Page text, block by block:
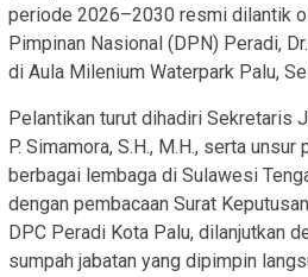
periode 2026–2030 resmi dilantik
Pimpinan Nasional (DPN) Peradi,
di Aula Milenium Waterpark Palu,
Pelantikan turut dihadiri Sekretaris
P. Simamora, S.H., M.H., serta unsur
berbagai lembaga di Sulawesi
dengan pembacaan Surat
DPC Peradi Kota Palu, dilanjutkan
sumpah jabatan yang dipimpin